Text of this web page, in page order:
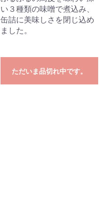
い３種類の味噌で煮込み、
缶詰に美味しさを閉じ込め
ました。
ただいま品切れ中です。